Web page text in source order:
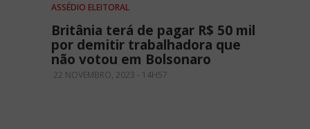
ASSÉDIO ELEITORAL
Britânia terá de pagar R$ 50 mil
por demitir trabalhadora que
não votou em Bolsonaro
22 NOVEMBRO, 2023 - 14H57